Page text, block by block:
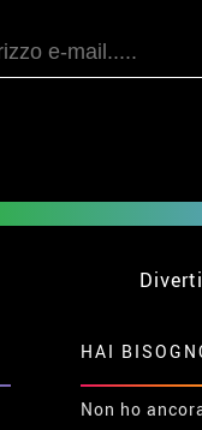
HAI
Non ho